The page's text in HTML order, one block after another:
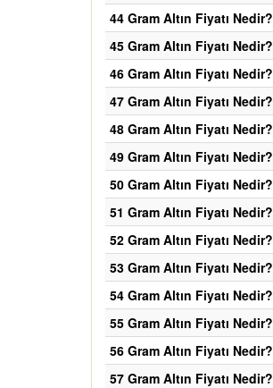
44 Gram Altın Fiyatı Nedir?
45 Gram Altın Fiyatı Nedir?
46 Gram Altın Fiyatı Nedir?
47 Gram Altın Fiyatı Nedir?
48 Gram Altın Fiyatı Nedir?
49 Gram Altın Fiyatı Nedir?
50 Gram Altın Fiyatı Nedir?
51 Gram Altın Fiyatı Nedir?
52 Gram Altın Fiyatı Nedir?
53 Gram Altın Fiyatı Nedir?
54 Gram Altın Fiyatı Nedir?
55 Gram Altın Fiyatı Nedir?
56 Gram Altın Fiyatı Nedir?
57 Gram Altın Fiyatı Nedir?